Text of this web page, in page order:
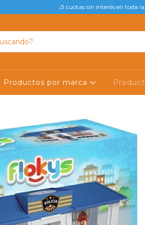
¡3 cuotas sin interés en toda
Productos por marca